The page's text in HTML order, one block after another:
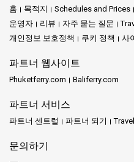
홈 목적지 Schedules and Prices
운영자
리뷰 자주 묻는 질문
개인정보 보호정책
쿠키 정책 사
파트너 웹사이트
Phuketferry.com Baliferry.com
파트너 서비스
파트너 센트럴 파트너 되기
문의하기